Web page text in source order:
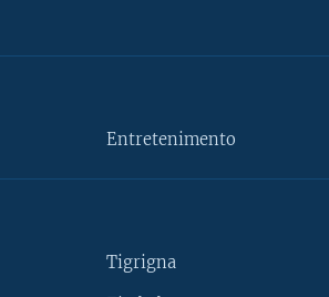
Entretenimento
Tigrigna